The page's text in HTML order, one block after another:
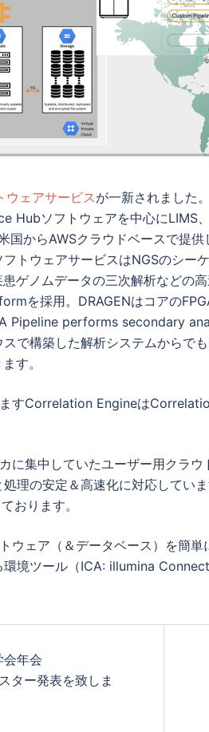
ウェアサービスが一新されました。
Hubソフトウェアを中心に
からAWSクラウドベースで提供
トウェアサービスはNGSのシー
ゲノムデータの三次解析などの
を採用。DRAGENはコアの
Pipeline performs secondary
で構築した解析システムからで
す。
すCorrelation Engineは
集中していたユーザー用クラウ
処理の安定＆高速化に対応して
おります。
ェア（＆データベース）を簡単
境ツール（ICA: illumina
年会
ター発表を致しま